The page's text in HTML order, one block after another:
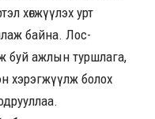
хөгжүүлэх урт
байна. Лос-
буй ажлын туршлага,
хэрэгжүүлж болох